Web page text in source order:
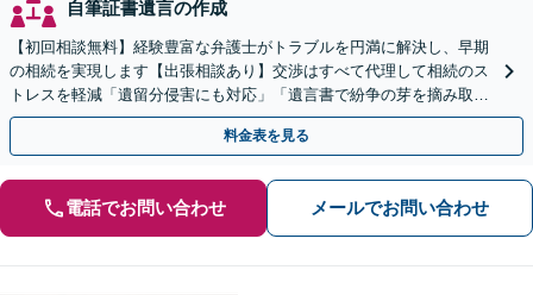
自筆証書遺言の作成
【初回相談無料】経験豊富な弁護士がトラブルを円満に解決し、早期
の相続を実現します【出張相談あり】交渉はすべて代理して相続のス
トレスを軽減「遺留分侵害にも対応」「遺言書で紛争の芽を摘み取
る」【完全個室制】【バリアフリー対応】【守口市駅1分】
料金表を見る
電話でお問い合わせ メールでお問い合わせ